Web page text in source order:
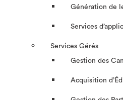
Génération de
Services
Services Gérés
Gestion des
Acquisition